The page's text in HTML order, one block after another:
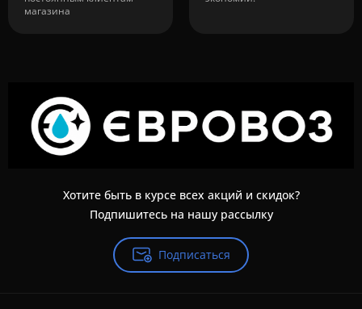
магазина
Хотите быть в курсе всех акций и скидок?
Подпишитесь на нашу рассылку
Подписаться